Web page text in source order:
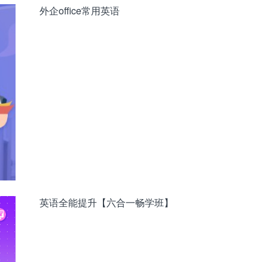
外企office常用英语
英语全能提升【六合一畅学班】